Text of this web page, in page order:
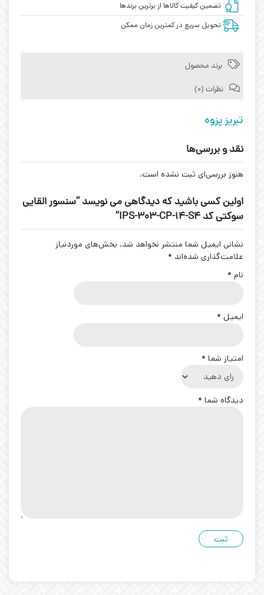
تضمین کیفیت کالاها از برترین برندها
تحویل سریع در کمترین زمان ممکن
برند محصول
نظرات (0)
تبریز پزوه
نقد و بررسی‌ها
هنوز بررسی‌ای ثبت نشده است.
اولین کسی باشید که دیدگاهی می نویسد “سنسور القایی
سوکتی کد IPS-303-CP-14-S4”
نشانی ایمیل شما منتشر نخواهد شد. بخش‌های موردنیاز
علامت‌گذاری شده‌اند *
نام *
ایمیل *
امتیاز شما *
دیدگاه شما *